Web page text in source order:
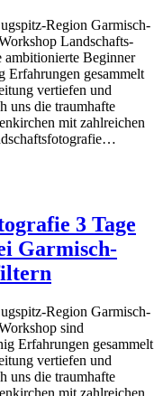
Region Garmisch-
Landschafts-
ambitionierte Beginner
Erfahrungen gesammelt
vertiefen und
uns die traumhafte
mit zahlreichen
3 Tage
Garmisch-
Region Garmisch-
sind
Erfahrungen gesammelt
vertiefen und
uns die traumhafte
mit zahlreichen